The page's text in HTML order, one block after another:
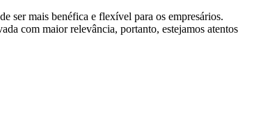
ser mais benéfica e flexível para os empresários.
com maior relevância, portanto, estejamos atentos